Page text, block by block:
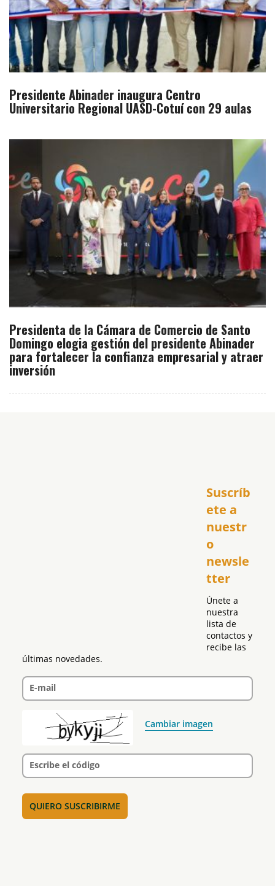
Presidente Abinader inaugura Centro
Universitario Regional UASD-Cotuí con 29 aulas
Presidenta de la Cámara de Comercio de Santo
Domingo elogia gestión del presidente Abinader
para fortalecer la confianza empresarial y atraer
inversión
Suscríb
ete a
nuestr
o
newsle
tter
Únete a
nuestra
lista de
contactos y
recibe las
últimas novedades.
E-mail
Cambiar imagen
Escribe el código